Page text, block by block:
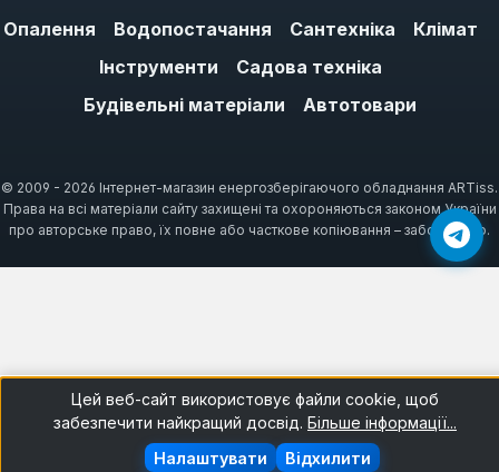
нікель, чорний
воно стійке до вапняного нальоту і легко
чиститься. Нікель має матову текстуру,
яка менше збирає відбитки пальців. Чорний
колір набуває популярності в інтер'єрах
корозію (96 годин за ISO 9227), що
гарантує довговічність.
Опалення Водопостачання Сантехніка
Клімат
Інструменти
Садова техніка
Будівельні матеріали
Автотовари
© 2009 - 2026 Інтернет-магазин енергозберігаючого обладнання ARTiss.
Права на всі матеріали сайту захищені та охороняються законом України
про авторське право, їх повне або часткове копіювання – заборонено.
Цей веб-сайт використовує файли cookie, щоб
забезпечити найкращий досвід. Більше інформації...
Відхилити
Налаштувати